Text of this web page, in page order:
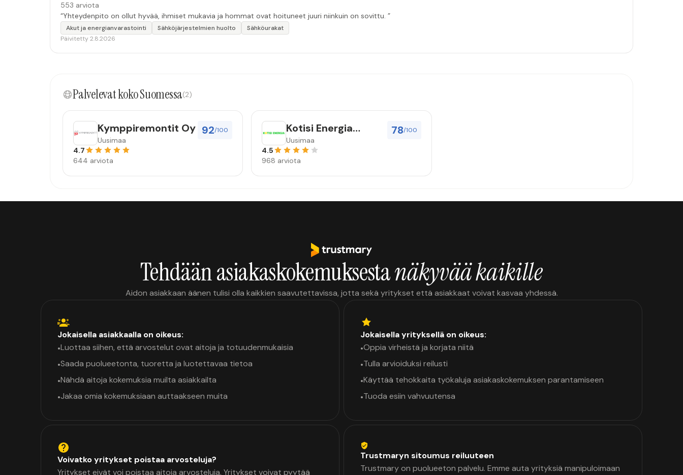
553 arviota
“Yhteydenpito on ollut hyvää, ihmiset mukavia ja hommat ovat hoituneet juuri niinkuin on sovittu. ”
Akut ja energianvarastointi Sähköjärjestelmien huolto
Sähköurakat
Päivitetty 2.8.2026
Palvelevat koko Suomessa(2)
92/100
Kymppiremontit Oy
Uusimaa
4.7
644 arviota
78/100
Kotisi Energia
Nordic Oy
Uusimaa
4.5
968 arviota
Tehdään asiakaskokemuksestanäkyvää kaikille
Aidon asiakkaan äänen tulisi olla kaikkien saavutettavissa, jotta sekä yritykset että asiakkaat voivat kasvaa yhdessä.
Jokaisella asiakkaalla on oikeus:
•Luottaa siihen, että arvostelut ovat aitoja ja totuudenmukaisia
•Saada puolueetonta, tuoretta ja luotettavaa tietoa
•Nähdä aitoja kokemuksia muilta asiakkailta
•Jakaa omia kokemuksiaan auttaakseen muita
Jokaisella yrityksellä on oikeus:
•Oppia virheistä ja korjata niitä
•Tulla arvioiduksi reilusti
•Käyttää tehokkaita työkaluja asiakaskokemuksen parantamiseen
•Tuoda esiin vahvuutensa
Voivatko yritykset poistaa arvosteluja?
Yritykset eivät voi poistaa aitoja arvosteluja. Yritykset voivat pyytää
Trustmaryn sitoumus reiluuteen
Trustmary on puolueeton palvelu. Emme auta yrityksiä manipuloimaan